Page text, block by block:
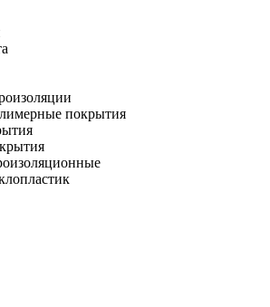
покрытия